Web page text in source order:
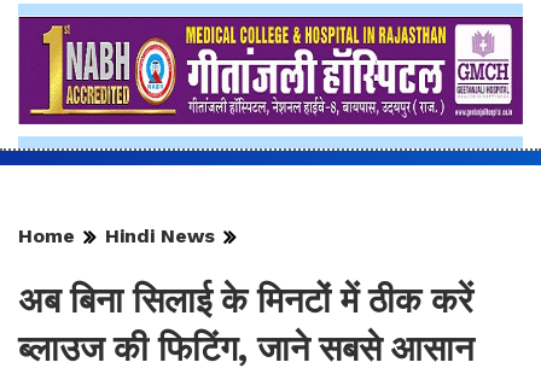
Home Hindi News
अब बिना सिलाई के मिनटों में ठीक करें
ब्लाउज की फिटिंग, जाने सबसे आसान